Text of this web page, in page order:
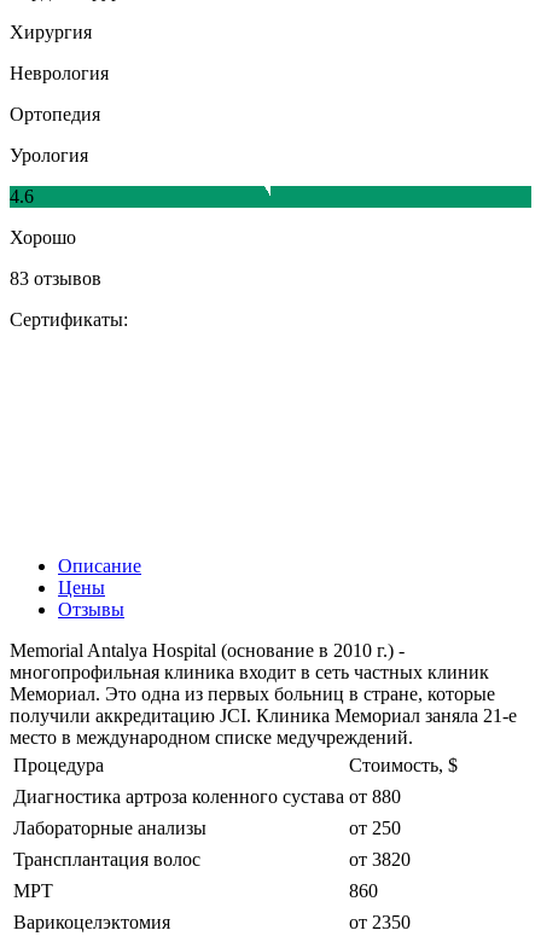
Хирургия
Неврология
Ортопедия
Урология
4.6
Хорошо
83 отзывов
Сертификаты:
Описание
Цены
Отзывы
Memorial Antalya Hospital (основание в 2010 г.) -
многопрофильная клиника входит в сеть частных клиник
Мемориал. Это одна из первых больниц в стране, которые
получили аккредитацию JCI. Клиника Мемориал заняла 21-е
место в международном списке медучреждений.
Процедура
Стоимость, $
Диагностика артроза коленного сустава от 880
Лабораторные анализы
от 250
Трансплантация волос
от 3820
МРТ
860
Варикоцелэктомия
от 2350